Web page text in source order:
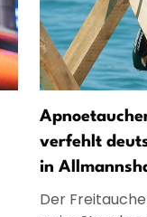
verfehlt
in
Der